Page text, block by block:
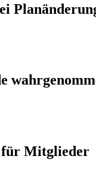
für Mitglieder